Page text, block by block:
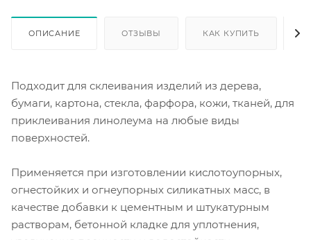
ОПИСАНИЕ ОТЗЫВЫ КАК КУПИТЬ
Подходит для склеивания изделий из дерева,
бумаги, картона, стекла, фарфора, кожи, тканей, для
приклеивания линолеума на любые виды
поверхностей.
Применяется при изготовлении кислотоупорных,
огнестойких и огнеупорных силикатных масс, в
качестве добавки к цементным и штукатурным
растворам, бетонной кладке для уплотнения,